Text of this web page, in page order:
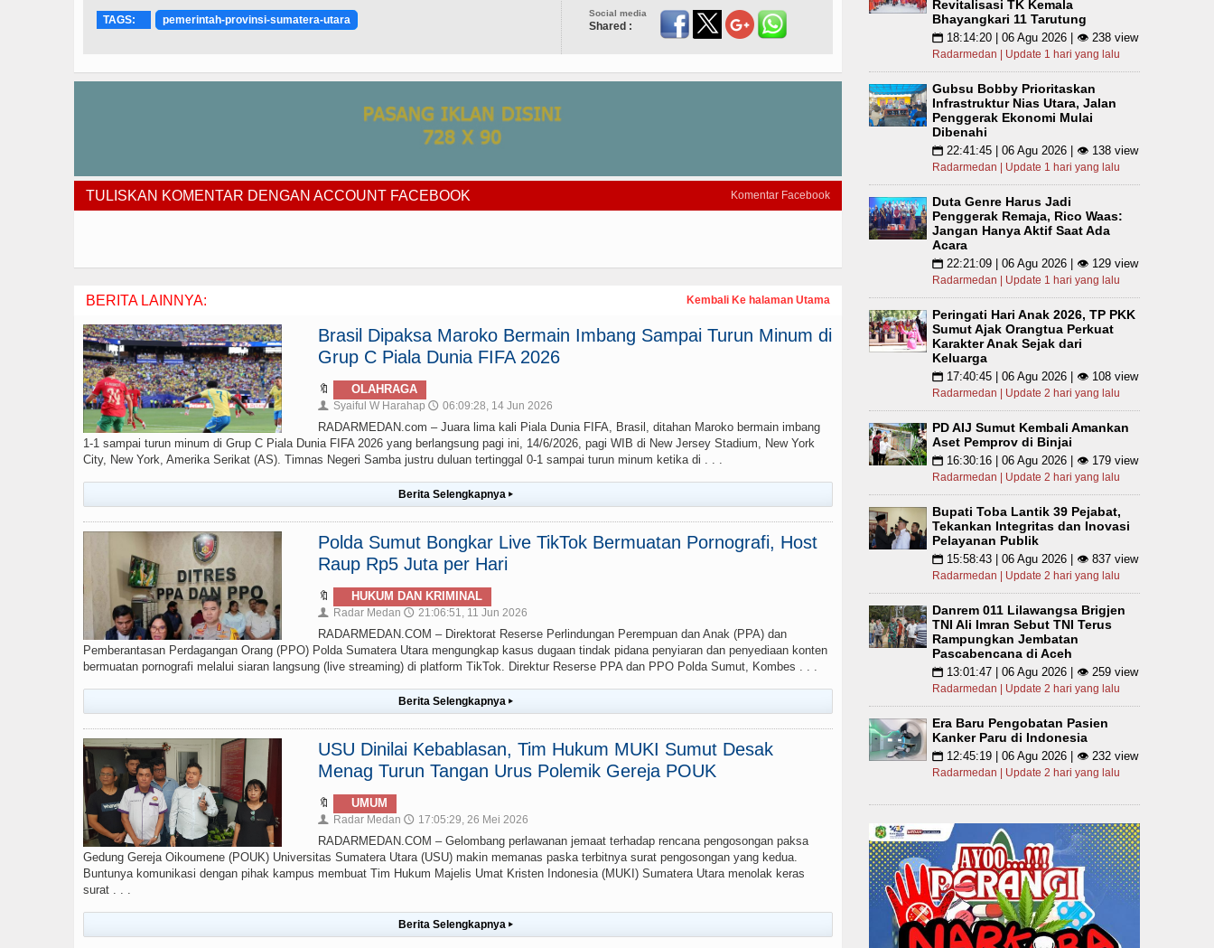
Social media
Shared :
TAGS: pemerintah-provinsi-sumatera-utara
Komentar Facebook
TULISKAN KOMENTAR DENGAN ACCOUNT FACEBOOK
Kembali Ke halaman Utama
BERITA LAINNYA:
Brasil Dipaksa Maroko Bermain Imbang Sampai Turun Minum di
Grup C Piala Dunia FIFA 2026
🔖 OLAHRAGA
👤 Syaiful W Harahap 🕔 06:09:28, 14 Jun 2026
RADARMEDAN.com – Juara lima kali Piala Dunia FIFA, Brasil, ditahan Maroko bermain imbang
1-1 sampai turun minum di Grup C Piala Dunia FIFA 2026 yang berlangsung pagi ini, 14/6/2026, pagi WIB di New Jersey Stadium, New York
City, New York, Amerika Serikat (AS). Timnas Negeri Samba justru duluan tertinggal 0-1 sampai turun minum ketika di . . .
Berita Selengkapnya ▸
Polda Sumut Bongkar Live TikTok Bermuatan Pornografi, Host
Raup Rp5 Juta per Hari
🔖 HUKUM DAN KRIMINAL
👤 Radar Medan 🕔 21:06:51, 11 Jun 2026
RADARMEDAN.COM – Direktorat Reserse Perlindungan Perempuan dan Anak (PPA) dan
Pemberantasan Perdagangan Orang (PPO) Polda Sumatera Utara mengungkap kasus dugaan tindak pidana penyiaran dan penyediaan konten
bermuatan pornografi melalui siaran langsung (live streaming) di platform TikTok. Direktur Reserse PPA dan PPO Polda Sumut, Kombes . . .
Berita Selengkapnya ▸
USU Dinilai Kebablasan, Tim Hukum MUKI Sumut Desak
Menag Turun Tangan Urus Polemik Gereja POUK
🔖 UMUM
👤 Radar Medan 🕔 17:05:29, 26 Mei 2026
RADARMEDAN.COM – Gelombang perlawanan jemaat terhadap rencana pengosongan paksa
Gedung Gereja Oikoumene (POUK) Universitas Sumatera Utara (USU) makin memanas paska terbitnya surat pengosongan yang kedua.
Buntunya komunikasi dengan pihak kampus membuat Tim Hukum Majelis Umat Kristen Indonesia (MUKI) Sumatera Utara menolak keras
surat . . .
Berita Selengkapnya ▸
Revitalisasi TK Kemala
Bhayangkari 11 Tarutung
📅 18:14:20 | 06 Agu 2026 | 👁 238 view
Radarmedan | Update 1 hari yang lalu
Gubsu Bobby Prioritaskan
Infrastruktur Nias Utara, Jalan
Penggerak Ekonomi Mulai
Dibenahi
📅 22:41:45 | 06 Agu 2026 | 👁 138 view
Radarmedan | Update 1 hari yang lalu
Duta Genre Harus Jadi
Penggerak Remaja, Rico Waas:
Jangan Hanya Aktif Saat Ada
Acara
📅 22:21:09 | 06 Agu 2026 | 👁 129 view
Radarmedan | Update 1 hari yang lalu
Peringati Hari Anak 2026, TP PKK
Sumut Ajak Orangtua Perkuat
Karakter Anak Sejak dari
Keluarga
📅 17:40:45 | 06 Agu 2026 | 👁 108 view
Radarmedan | Update 2 hari yang lalu
PD AIJ Sumut Kembali Amankan
Aset Pemprov di Binjai
📅 16:30:16 | 06 Agu 2026 | 👁 179 view
Radarmedan | Update 2 hari yang lalu
Bupati Toba Lantik 39 Pejabat,
Tekankan Integritas dan Inovasi
Pelayanan Publik
📅 15:58:43 | 06 Agu 2026 | 👁 837 view
Radarmedan | Update 2 hari yang lalu
Danrem 011 Lilawangsa Brigjen
TNI Ali Imran Sebut TNI Terus
Rampungkan Jembatan
Pascabencana di Aceh
📅 13:01:47 | 06 Agu 2026 | 👁 259 view
Radarmedan | Update 2 hari yang lalu
Era Baru Pengobatan Pasien
Kanker Paru di Indonesia
📅 12:45:19 | 06 Agu 2026 | 👁 232 view
Radarmedan | Update 2 hari yang lalu